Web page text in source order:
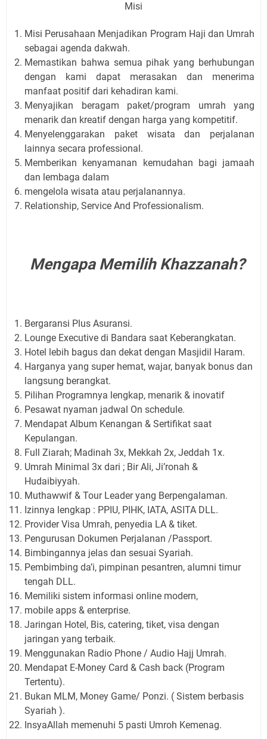
Misi
Misi Perusahaan Menjadikan Program Haji dan Umrah
sebagai agenda dakwah.
Memastikan bahwa semua pihak yang berhubungan
dengan kami dapat merasakan dan menerima
manfaat positif dari kehadiran kami.
Menyajikan beragam paket/program umrah yang
menarik dan kreatif dengan harga yang kompetitif.
Menyelenggarakan paket wisata dan perjalanan
lainnya secara professional.
Memberikan kenyamanan kemudahan bagi jamaah
dan lembaga dalam
mengelola wisata atau perjalanannya.
Relationship, Service And Professionalism.
Mengapa Memilih Khazzanah?
Bergaransi Plus Asuransi.
Lounge Executive di Bandara saat Keberangkatan.
Hotel lebih bagus dan dekat dengan Masjidil Haram.
Harganya yang super hemat, wajar, banyak bonus dan
langsung berangkat.
Pilihan Programnya lengkap, menarik & inovatif
Pesawat nyaman jadwal On schedule.
Mendapat Album Kenangan & Sertifikat saat
Kepulangan.
Full Ziarah; Madinah 3x, Mekkah 2x, Jeddah 1x.
Umrah Minimal 3x dari ; Bir Ali, Ji’ronah &
Hudaibiyyah.
Muthawwif & Tour Leader yang Berpengalaman.
Izinnya lengkap : PPIU, PIHK, IATA, ASITA DLL.
Provider Visa Umrah, penyedia LA & tiket.
Pengurusan Dokumen Perjalanan /Passport.
Bimbingannya jelas dan sesuai Syariah.
Pembimbing da’i, pimpinan pesantren, alumni timur
tengah DLL.
Memiliki sistem informasi online modern,
mobile apps & enterprise.
Jaringan Hotel, Bis, catering, tiket, visa dengan
jaringan yang terbaik.
Menggunakan Radio Phone / Audio Hajj Umrah.
Mendapat E-Money Card & Cash back (Program
Tertentu).
Bukan MLM, Money Game/ Ponzi. ( Sistem berbasis
Syariah ).
InsyaAllah memenuhi 5 pasti Umroh Kemenag.